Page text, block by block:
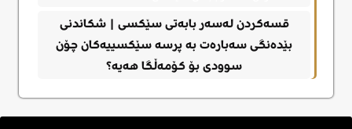
قسەکردن لەسەر بابەتی سێکسی | شکاندنی
بێدەنگی سەبارەت بە پرسە سێکسییەکان چۆن
سوودی بۆ کۆمەڵگا هەیە؟